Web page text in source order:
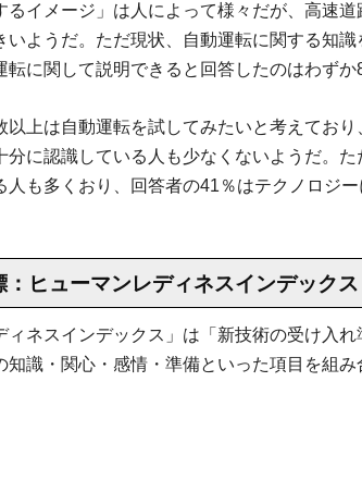
るイメージ」は人によって様々だが、高速
いようだ。ただ現状、自動運転に関する知
転に関して説明できると回答したのはわずか
以上は自動運転を試してみたいと考えてお
分に認識している人も少なくないようだ。
人も多くおり、回答者の41％はテクノロジ
：ヒューマンレディネスインデックス
ィネスインデックス」は「新技術の受け入
知識・関心・感情・準備といった項目を組